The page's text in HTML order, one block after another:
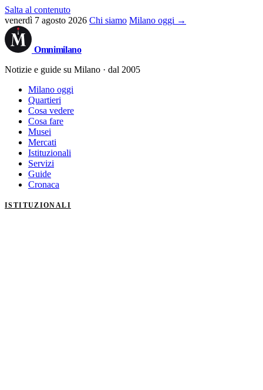
Salta al contenuto
venerdì 7 agosto 2026 Chi siamo Milano oggi →
Omnimilano
Notizie e guide su Milano · dal 2005
Milano oggi
Quartieri
Cosa vedere
Cosa fare
Musei
Mercati
Istituzionali
Servizi
Guide
Cronaca
ISTITUZIONALI